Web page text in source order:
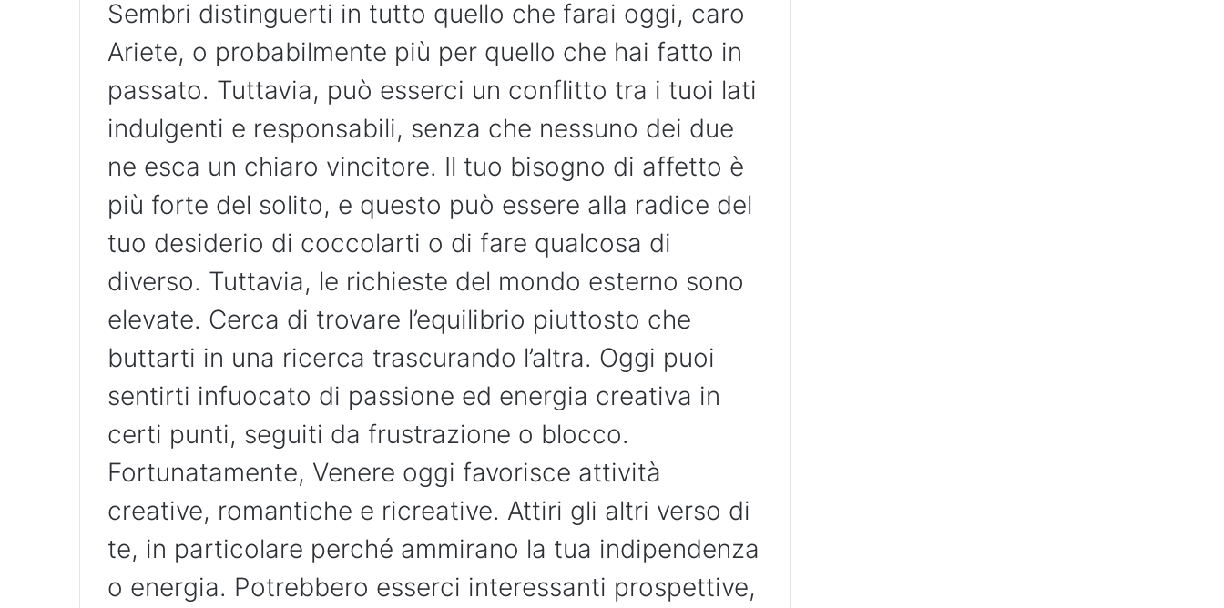
Sembri distinguerti in tutto quello che farai oggi, caro
Ariete, o probabilmente più per quello che hai fatto in
passato. Tuttavia, può esserci un conflitto tra i tuoi lati
indulgenti e responsabili, senza che nessuno dei due
ne esca un chiaro vincitore. Il tuo bisogno di affetto è
più forte del solito, e questo può essere alla radice del
tuo desiderio di coccolarti o di fare qualcosa di
diverso. Tuttavia, le richieste del mondo esterno sono
elevate. Cerca di trovare l’equilibrio piuttosto che
buttarti in una ricerca trascurando l’altra. Oggi puoi
sentirti infuocato di passione ed energia creativa in
certi punti, seguiti da frustrazione o blocco.
Fortunatamente, Venere oggi favorisce attività
creative, romantiche e ricreative. Attiri gli altri verso di
te, in particolare perché ammirano la tua indipendenza
o energia. Potrebbero esserci interessanti prospettive,